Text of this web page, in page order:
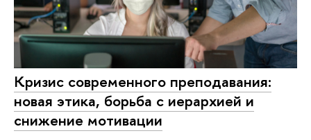
Кризис современного преподавания:
новая этика, борьба с иерархией и
снижение мотивации